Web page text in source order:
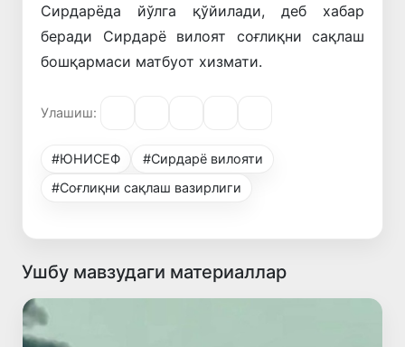
Сирдарёда йўлга қўйилади, деб хабар
беради Сирдарё вилоят соғлиқни сақлаш
бошқармаси матбуот хизмати.
Улашиш:
#ЮНИСЕФ
#Сирдарё вилояти
#Соғлиқни сақлаш вазирлиги
Ушбу мавзудаги материаллар